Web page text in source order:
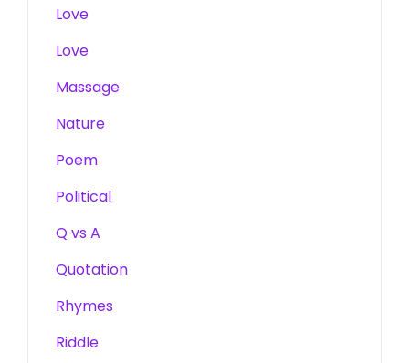
Love
Love
Massage
Nature
Poem
Political
Q vs A
Quotation
Rhymes
Riddle